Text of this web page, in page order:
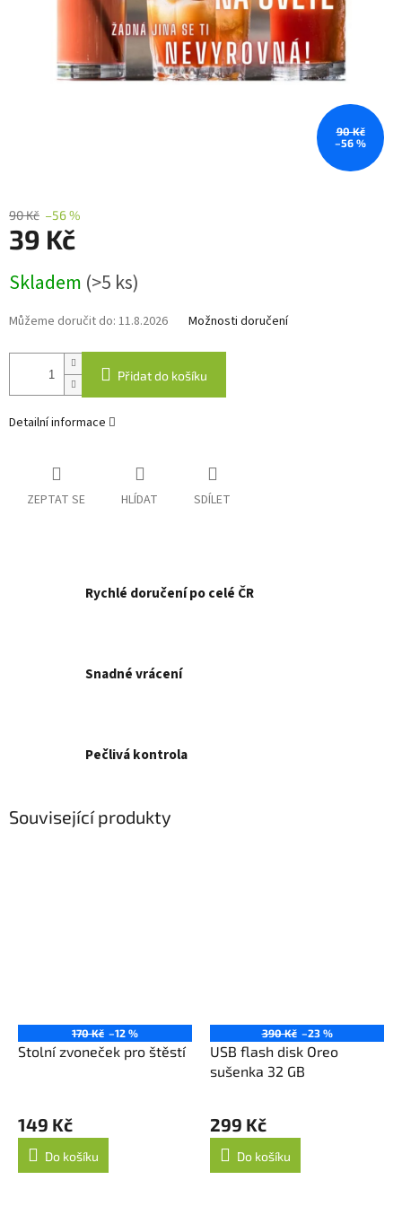
90 Kč
–56 %
90 Kč –56 %
39 Kč
cena:
Skladem (>5 ks)
Můžeme doručit do: 11.8.2026 Možnosti doručení
Přidat do košíku
Detailní informace
ZEPTAT SE HLÍDAT SDÍLET
Rychlé doručení po celé ČR
Snadné vrácení
Pečlivá kontrola
Související produkty
170 Kč –12 %
Stolní zvoneček pro štěstí
hodnocení
produktu
5,0
149 Kč
Do košíku
390 Kč –23 %
USB flash disk Oreo
sušenka 32 GB
299 Kč
Do košíku